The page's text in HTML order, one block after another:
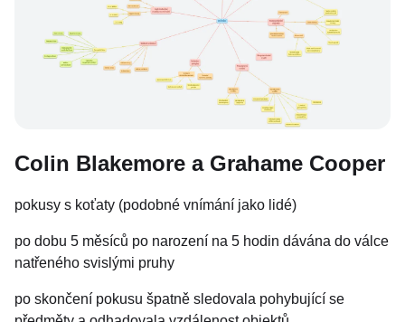
Colin Blakemore a Grahame Cooper
pokusy s koťaty (podobné vnímání jako lidé)
po dobu 5 měsíců po narození na 5 hodin dávána do válce
natřeného svislými pruhy
po skončení pokusu špatně sledovala pohybující se